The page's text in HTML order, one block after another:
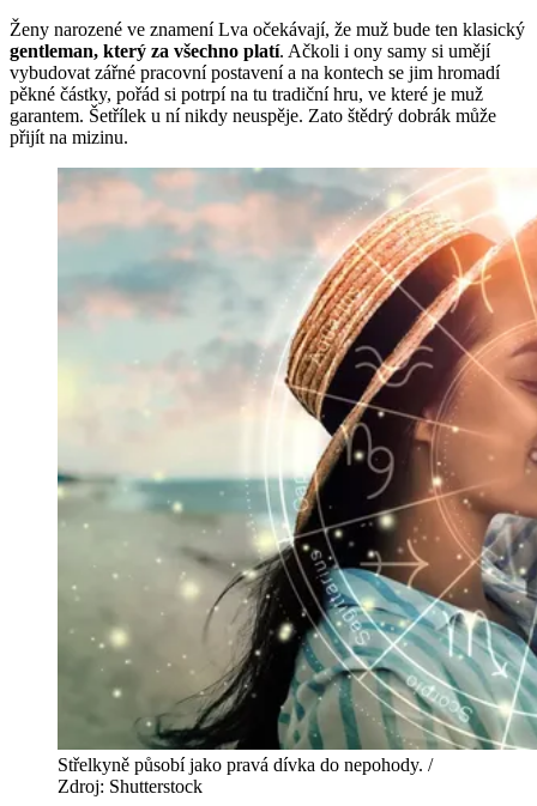
Ženy narozené ve znamení Lva očekávají, že muž bude ten klasický
gentleman, který za všechno platí. Ačkoli i ony samy si umějí
vybudovat zářné pracovní postavení a na kontech se jim hromadí
pěkné částky, pořád si potrpí na tu tradiční hru, ve které je muž
garantem. Šetřílek u ní nikdy neuspěje. Zato štědrý dobrák může
přijít na mizinu.
Střelkyně působí jako pravá dívka do nepohody. /
Zdroj: Shutterstock